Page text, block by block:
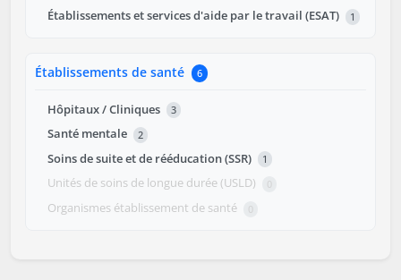
Établissements et services d'aide par le travail (ESAT) 1
Établissements de santé 6
Hôpitaux / Cliniques 3
Santé mentale 2
Soins de suite et de rééducation (SSR) 1
Unités de soins de longue durée (USLD) 0
Organismes établissement de santé 0